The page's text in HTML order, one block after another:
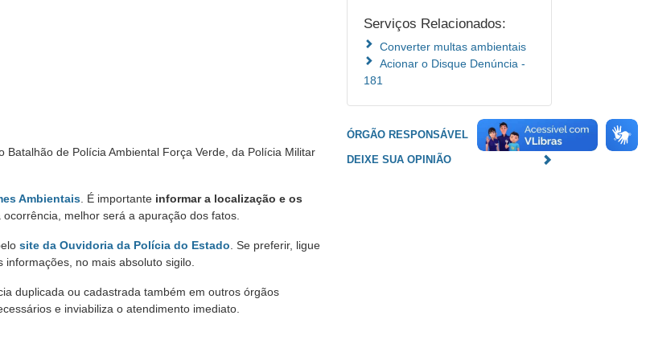
Batalhão de Polícia Ambiental Força Verde, da Polícia Militar
Ambientais . É importante informar a localização e os
ocorrência, melhor será a apuração dos fatos.
site da Ouvidoria da Polícia do Estado . Se preferir, ligue
informações, no mais absoluto sigilo.
duplicada ou cadastrada também em outros órgãos
e inviabiliza o atendimento imediato.
Serviços Relacionados:
Converter multas ambientais
Acionar o Disque Denúncia -
181
ÓRGÃO RESPONSÁVEL
DEIXE SUA OPINIÃO